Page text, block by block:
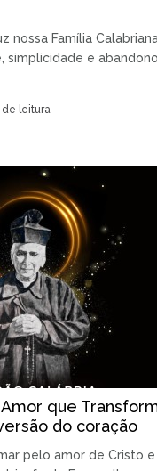
nossa Família
simplicidade e
de leitura
que
do coração
pelo amor de Cristo e